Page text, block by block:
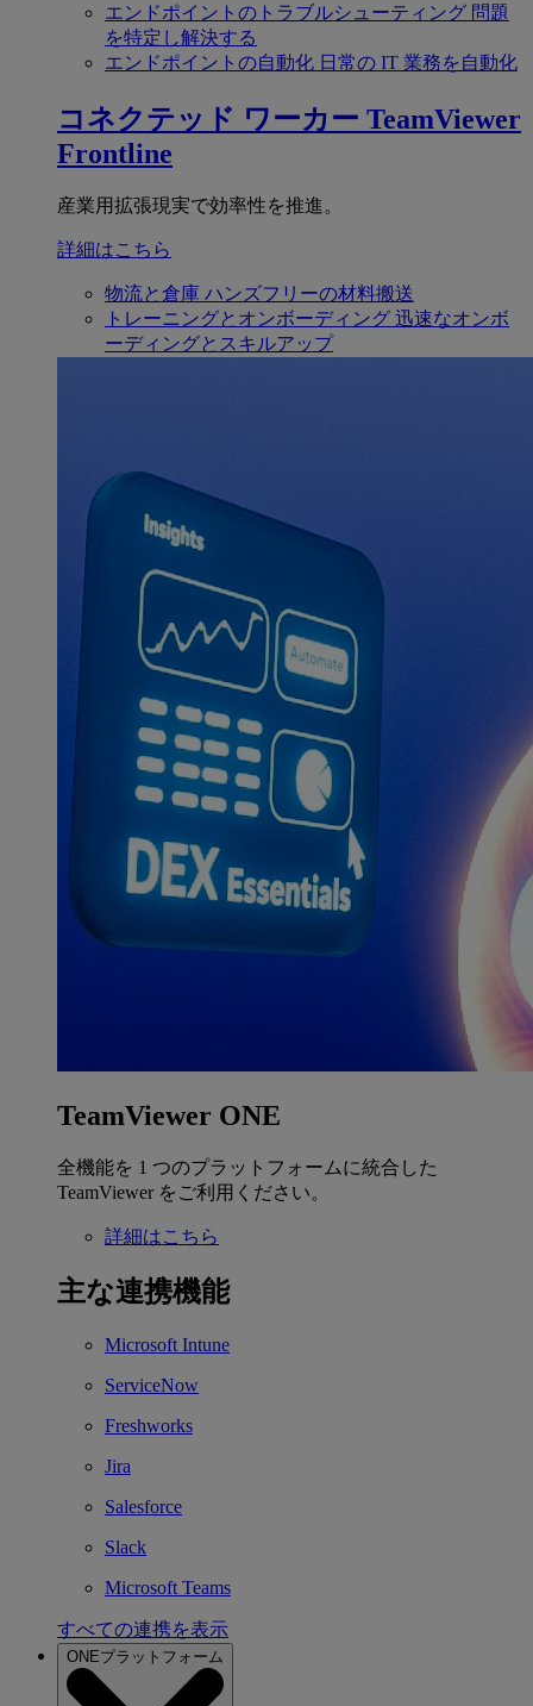
エンドポイントのトラブルシューティング 問題
を特定し解決する
エンドポイントの自動化 日常の IT 業務を自動化
コネクテッド ワーカー TeamViewer
Frontline
産業用拡張現実で効率性を推進。
詳細はこちら
物流と倉庫 ハンズフリーの材料搬送
トレーニングとオンボーディング 迅速なオンボ
ーディングとスキルアップ
TeamViewer ONE
全機能を 1 つのプラットフォームに統合した
TeamViewer をご利用ください。
詳細はこちら
主な連携機能
Microsoft Intune
ServiceNow
Freshworks
Jira
Salesforce
Slack
Microsoft Teams
すべての連携を表示
ONEプラットフォーム